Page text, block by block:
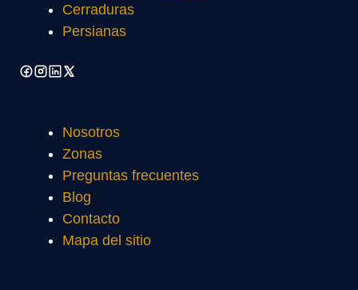
Cerraduras
Persianas
Nosotros
Zonas
Preguntas frecuentes
Blog
Contacto
Mapa del sitio